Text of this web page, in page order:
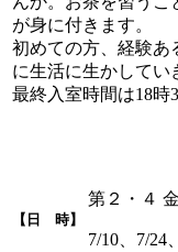
が身に付きます。
初めての方、経験あ
に生活に生かしてい
最終入室時間は18時
【日 時】
第２・４
7/10、7/24